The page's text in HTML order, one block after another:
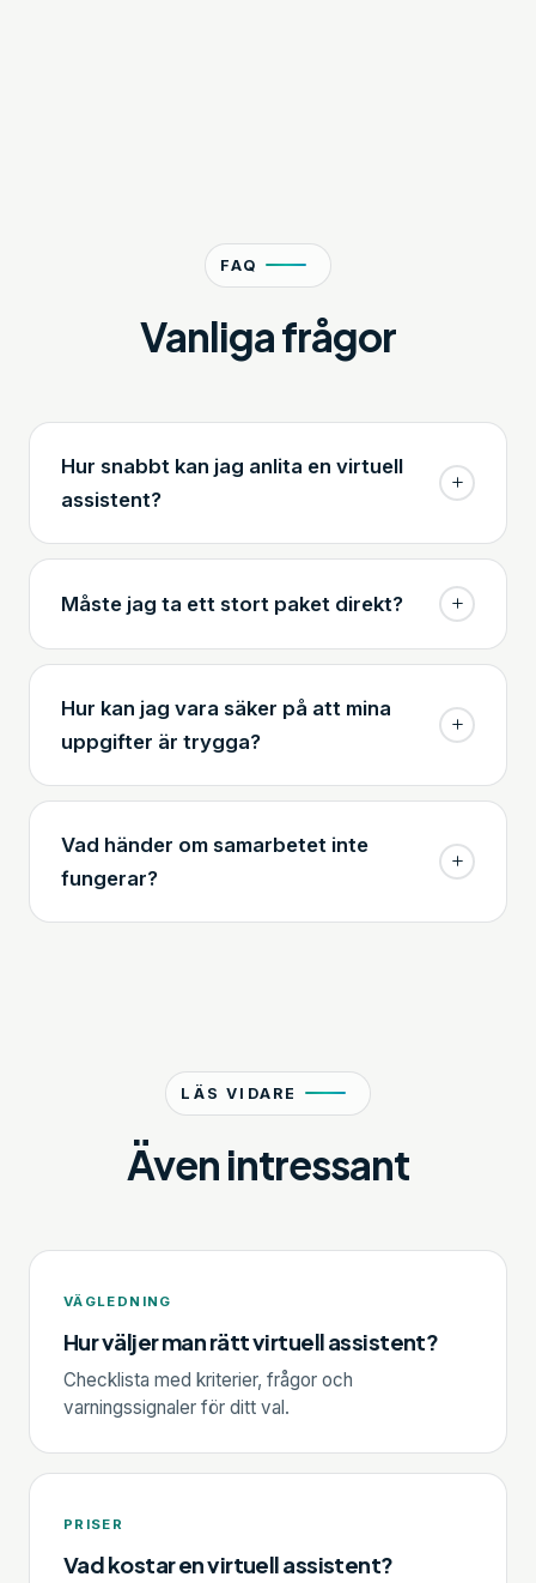
FAQ
Vanliga frågor
Hur snabbt kan jag anlita en virtuell
assistent?
Måste jag ta ett stort paket direkt?
Hur kan jag vara säker på att mina
uppgifter är trygga?
Vad händer om samarbetet inte
fungerar?
LÄS VIDARE
Även intressant
VÄGLEDNING
Hur väljer man rätt virtuell assistent?
Checklista med kriterier, frågor och
varningssignaler för ditt val.
PRISER
Vad kostar en virtuell assistent?